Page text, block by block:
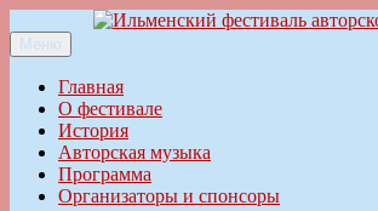
к
содержимому
Ильменский фестиваль авторской песни
Меню
Главная
О фестивале
История
Авторская музыка
Программа
Организаторы и спонсоры